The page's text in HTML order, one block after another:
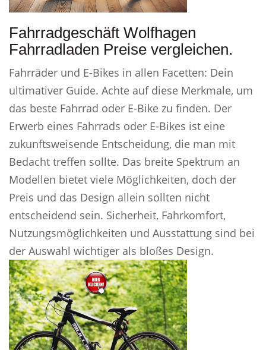
Fahrradgeschäft Wolfhagen
Fahrradladen Preise vergleichen.
Fahrräder und E-Bikes in allen Facetten: Dein
ultimativer Guide. Achte auf diese Merkmale, um
das beste Fahrrad oder E-Bike zu finden. Der
Erwerb eines Fahrrads oder E-Bikes ist eine
zukunftsweisende Entscheidung, die man mit
Bedacht treffen sollte. Das breite Spektrum an
Modellen bietet viele Möglichkeiten, doch der
Preis und das Design allein sollten nicht
entscheidend sein. Sicherheit, Fahrkomfort,
Nutzungsmöglichkeiten und Ausstattung sind bei
der Auswahl wichtiger als bloßes Design.